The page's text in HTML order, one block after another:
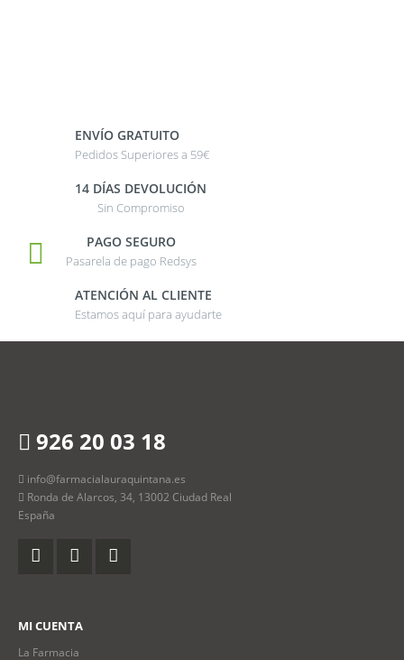
ENVÍO GRATUITO
Pedidos Superiores a 59€
14 DÍAS DEVOLUCIÓN
Sin Compromiso
PAGO SEGURO
Pasarela de pago Redsys
ATENCIÓN AL CLIENTE
Estamos aquí para ayudarte
926 20 03 18
info@farmacialauraquintana.es
Ronda de Alarcos, 34, 13002 Ciudad Real
España
MI CUENTA
La Farmacia